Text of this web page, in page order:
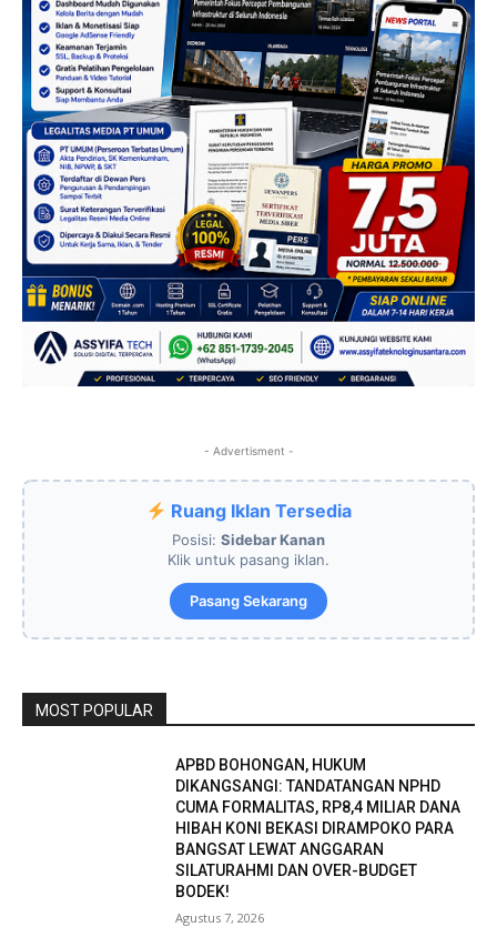
- Advertisment -
Ruang Iklan Tersedia
Posisi: Sidebar Kanan
Klik untuk pasang iklan.
Pasang Sekarang
MOST POPULAR
APBD BOHONGAN, HUKUM
DIKANGSANGI: TANDATANGAN NPHD
CUMA FORMALITAS, RP8,4 MILIAR DANA
HIBAH KONI BEKASI DIRAMPOKO PARA
BANGSAT LEWAT ANGGARAN
SILATURAHMI DAN OVER-BUDGET
BODEK!
Agustus 7, 2026